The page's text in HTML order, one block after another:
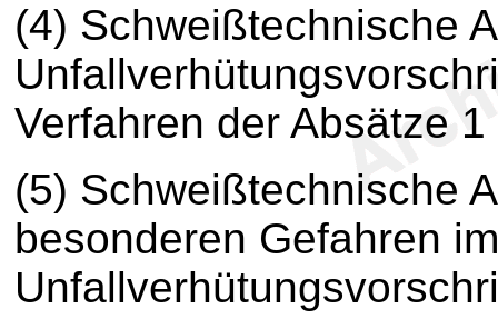
(4) Schweißtechnische
Verfahren der Absätze
(5) Schweißtechnische
besonderen Gefahren